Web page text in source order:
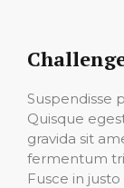
Suspendisse
Quisque
gravida sit
fermentum
Fusce in